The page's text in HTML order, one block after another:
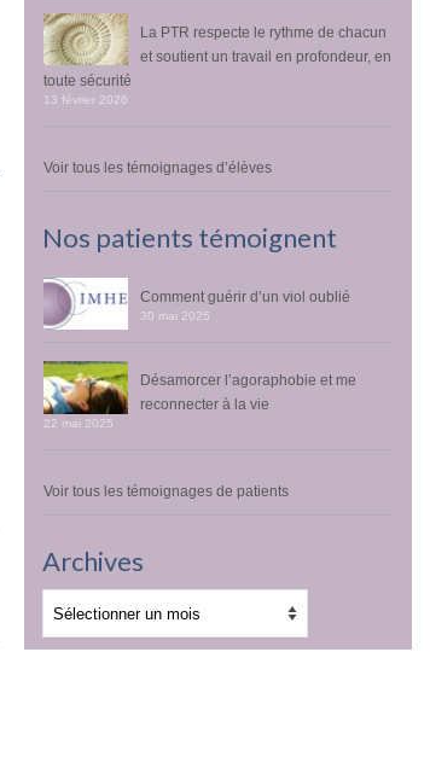
La PTR respecte le rythme de chacun
et soutient un travail en profondeur, en
toute sécurité
13 février 2026
Voir tous les témoignages d’élèves
Nos patients témoignent
Comment guérir d’un viol oublié
30 mai 2025
Désamorcer l’agoraphobie et me
reconnecter à la vie
22 mai 2025
Voir tous les témoignages de patients
Archives